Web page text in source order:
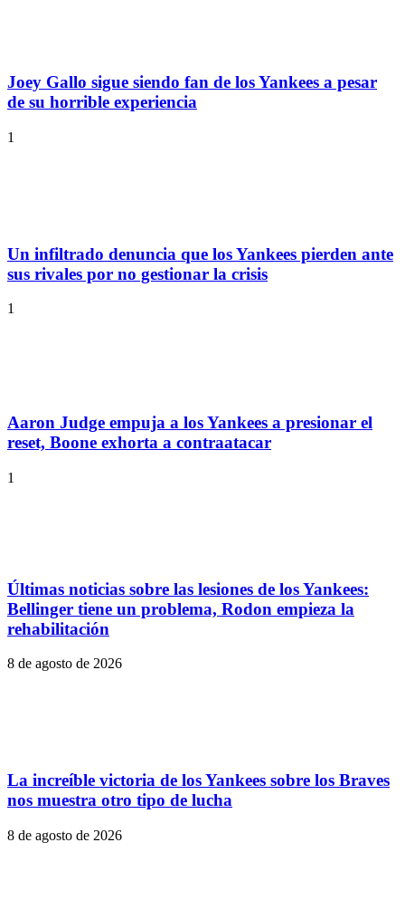
Joey Gallo sigue siendo fan de los Yankees a pesar
de su horrible experiencia
1
Un infiltrado denuncia que los Yankees pierden ante
sus rivales por no gestionar la crisis
1
Aaron Judge empuja a los Yankees a presionar el
reset, Boone exhorta a contraatacar
1
Últimas noticias sobre las lesiones de los Yankees:
Bellinger tiene un problema, Rodon empieza la
rehabilitación
8 de agosto de 2026
La increíble victoria de los Yankees sobre los Braves
nos muestra otro tipo de lucha
8 de agosto de 2026